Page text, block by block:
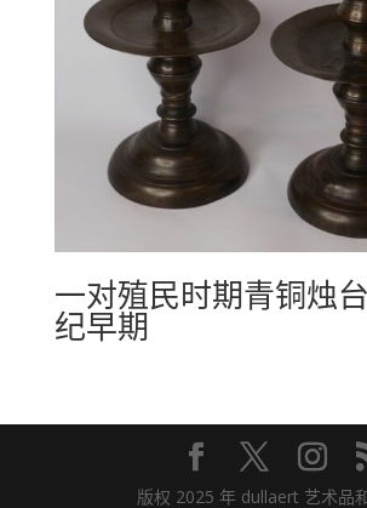
一对殖民时期青铜烛
纪早期
版权 2025 年 dullaert 艺术品